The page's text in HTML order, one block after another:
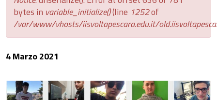
bytes in variable_initialize()(line 1252of
/var/www/vhosts/iisvoltapescara.edu.it/
4 Marzo 2021